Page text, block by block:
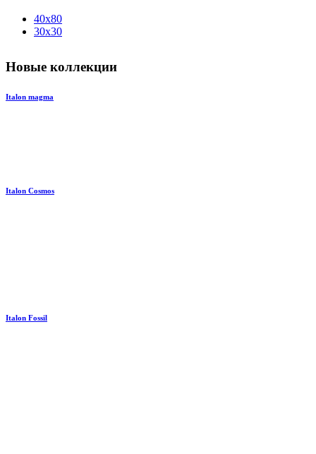
40x80
30x30
Новые коллекции
Italon magma
Italon Cosmos
Italon Fossil